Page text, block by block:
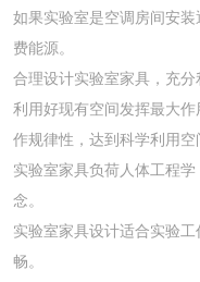
如果实验室是空调房间安
费能源。
合理设计实验室家具，充分
利用好现有空间发挥最大
作规律性，达到科学利用空
实验室家具负荷人体工程
念。
实验室家具设计适合实验
畅。